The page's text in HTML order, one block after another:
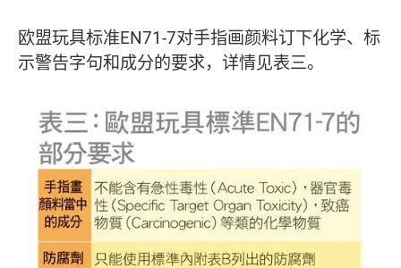
欧盟玩具标准EN71-7对手指画颜料订下化学、标
示警告字句和成分的要求，详情见表三。